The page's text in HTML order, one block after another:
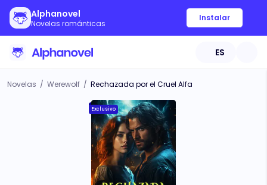
Alphanovel
Novelas románticas
Instalar
ES
Novelas / Werewolf / Rechazada por el Cruel Alfa
Exclusivo